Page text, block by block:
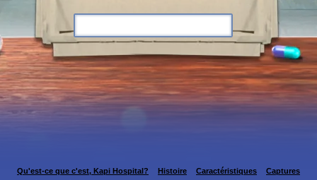
Qu'est-ce que c'est, Kapi Hospital? Histoire Caractéristiques
Captures